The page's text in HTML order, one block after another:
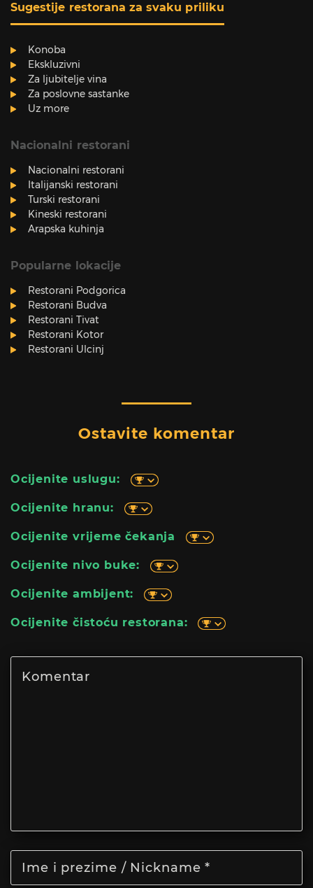
Sugestije restorana za svaku priliku
Konoba
Ekskluzivni
Za ljubitelje vina
Za poslovne sastanke
Uz more
Nacionalni restorani
Nacionalni restorani
Italijanski restorani
Turski restorani
Kineski restorani
Arapska kuhinja
Popularne lokacije
Restorani Podgorica
Restorani Budva
Restorani Tivat
Restorani Kotor
Restorani Ulcinj
Ostavite komentar
Ocijenite uslugu:
Ocijenite hranu:
Ocijenite vrijeme čekanja
Ocijenite nivo buke:
Ocijenite ambijent:
Ocijenite čistoću restorana: